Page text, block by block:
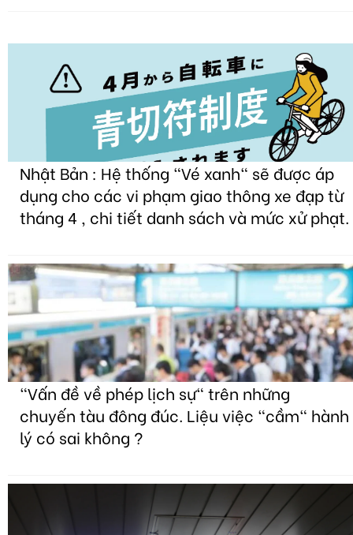
Nhật Bản : Hệ thống "Vé xanh" sẽ được áp
dụng cho các vi phạm giao thông xe đạp từ
tháng 4 , chi tiết danh sách và mức xử phạt.
"Vấn đề về phép lịch sự" trên những
chuyến tàu đông đúc. Liệu việc "cầm" hành
lý có sai không ?